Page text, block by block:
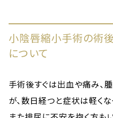
小陰唇縮小手術の術
について
手術後すぐは出血や痛み、
が、数日経つと症状は軽くな